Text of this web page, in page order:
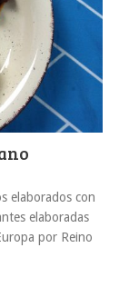
elaborados con
elaboradas
por Reino